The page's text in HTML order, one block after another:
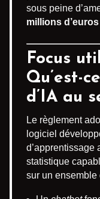
sous peine
millions
Focus
Qu’est-
d’IA au
Le règlement
logiciel
d’apprentissage
statistique
sur un